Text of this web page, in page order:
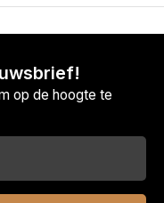
op de hoogte te